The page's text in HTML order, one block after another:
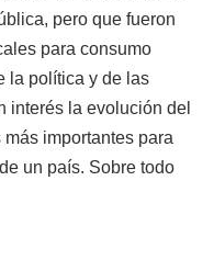
pero que fueron
para consumo
la política y de las
interés la evolución del
importantes para
un país. Sobre todo